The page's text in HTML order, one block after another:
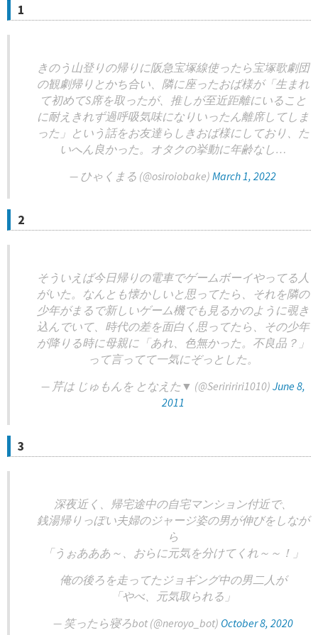
1
きのう山登りの帰りに阪急宝塚線使ったら宝塚歌劇団
の観劇帰りとかち合い、隣に座ったおば様が「生まれ
て初めてS席を取ったが、推しが至近距離にいること
に耐えきれず過呼吸気味になりいったん離席してしま
った」という話をお友達らしきおば様にしており、た
いへん良かった。オタクの挙動に年齢なし…
— ひゃくまる (@osiroiobake) March 1, 2022
2
そういえば今日帰りの電車でゲームボーイやってる人
がいた。なんとも懐かしいと思ってたら、それを隣の
少年がまるで新しいゲーム機でも見るかのように覗き
込んでいて、時代の差を面白く思ってたら、その少年
が降りる時に母親に「あれ、色無かった。不良品？」
って言ってて一気にぞっとした。
— 芹は じゅもんを となえた▼ (@Seriririri1010) June 8,
2011
3
深夜近く、帰宅途中の自宅マンション付近で、
銭湯帰りっぽい夫婦のジャージ姿の男が伸びをしなが
ら
「うぉあああ～、おらに元気を分けてくれ～～！」
俺の後ろを走ってたジョギング中の男二人が
「やべ、元気取られる」
— 笑ったら寝ろbot (@neroyo_bot) October 8, 2020